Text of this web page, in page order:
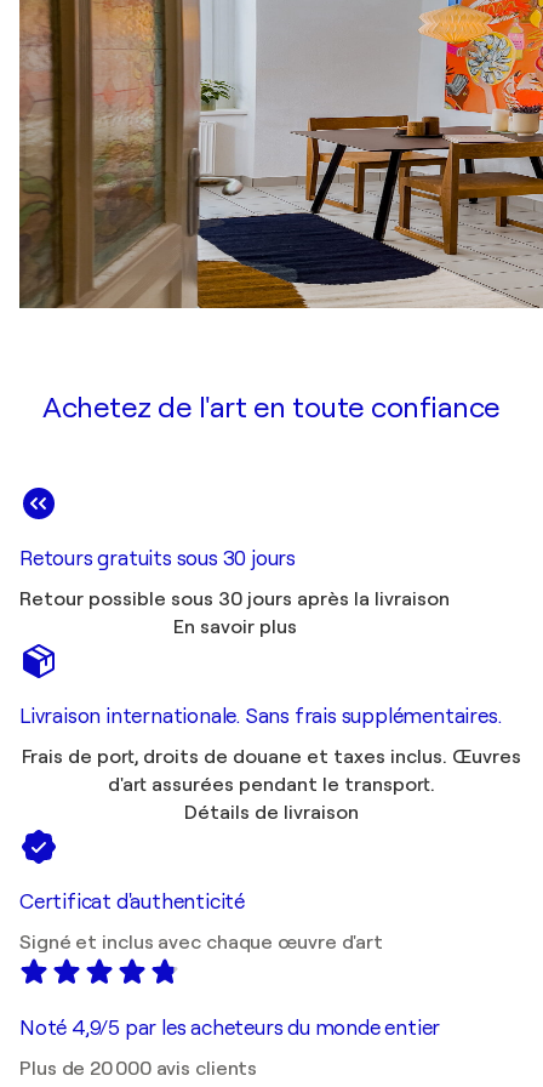
Achetez de l'art en toute confiance
Retours gratuits sous 30 jours
Retour possible sous 30 jours après la livraison
En savoir plus
Livraison internationale. Sans frais supplémentaires.
Frais de port, droits de douane et taxes inclus. Œuvres
d'art assurées pendant le transport.
Détails de livraison
Certificat d'authenticité
Signé et inclus avec chaque œuvre d'art
Noté 4,9/5 par les acheteurs du monde entier
Plus de 20 000 avis clients